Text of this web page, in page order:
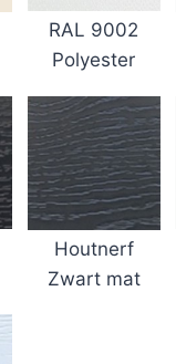
RAL 9002
Polyester
Houtnerf
Zwart mat